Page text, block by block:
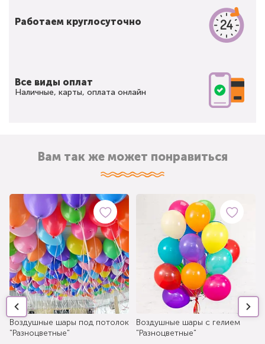
Работаем круглосуточно
Все виды оплат
Наличные, карты, оплата онлайн
Вам так же может понравиться
Воздушные шары под потолок
"Разноцветные"
Воздушные шары с гелием
"Разноцветные"